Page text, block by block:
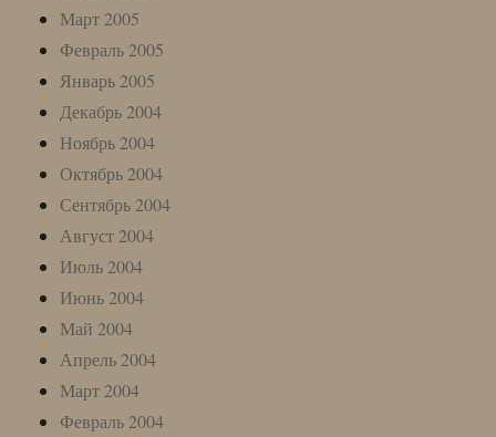
Март 2005
Февраль 2005
Январь 2005
Декабрь 2004
Ноябрь 2004
Октябрь 2004
Сентябрь 2004
Август 2004
Июль 2004
Июнь 2004
Май 2004
Апрель 2004
Март 2004
Февраль 2004